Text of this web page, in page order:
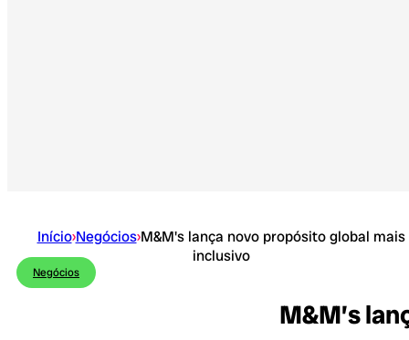
Início›Negócios›M&M's lança novo propósito global mais
inclusivo
Negócios
M&M’s